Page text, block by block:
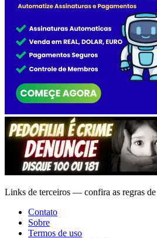
Links de terceiros — confira as regras de
Contato
Sobre
Termos de uso